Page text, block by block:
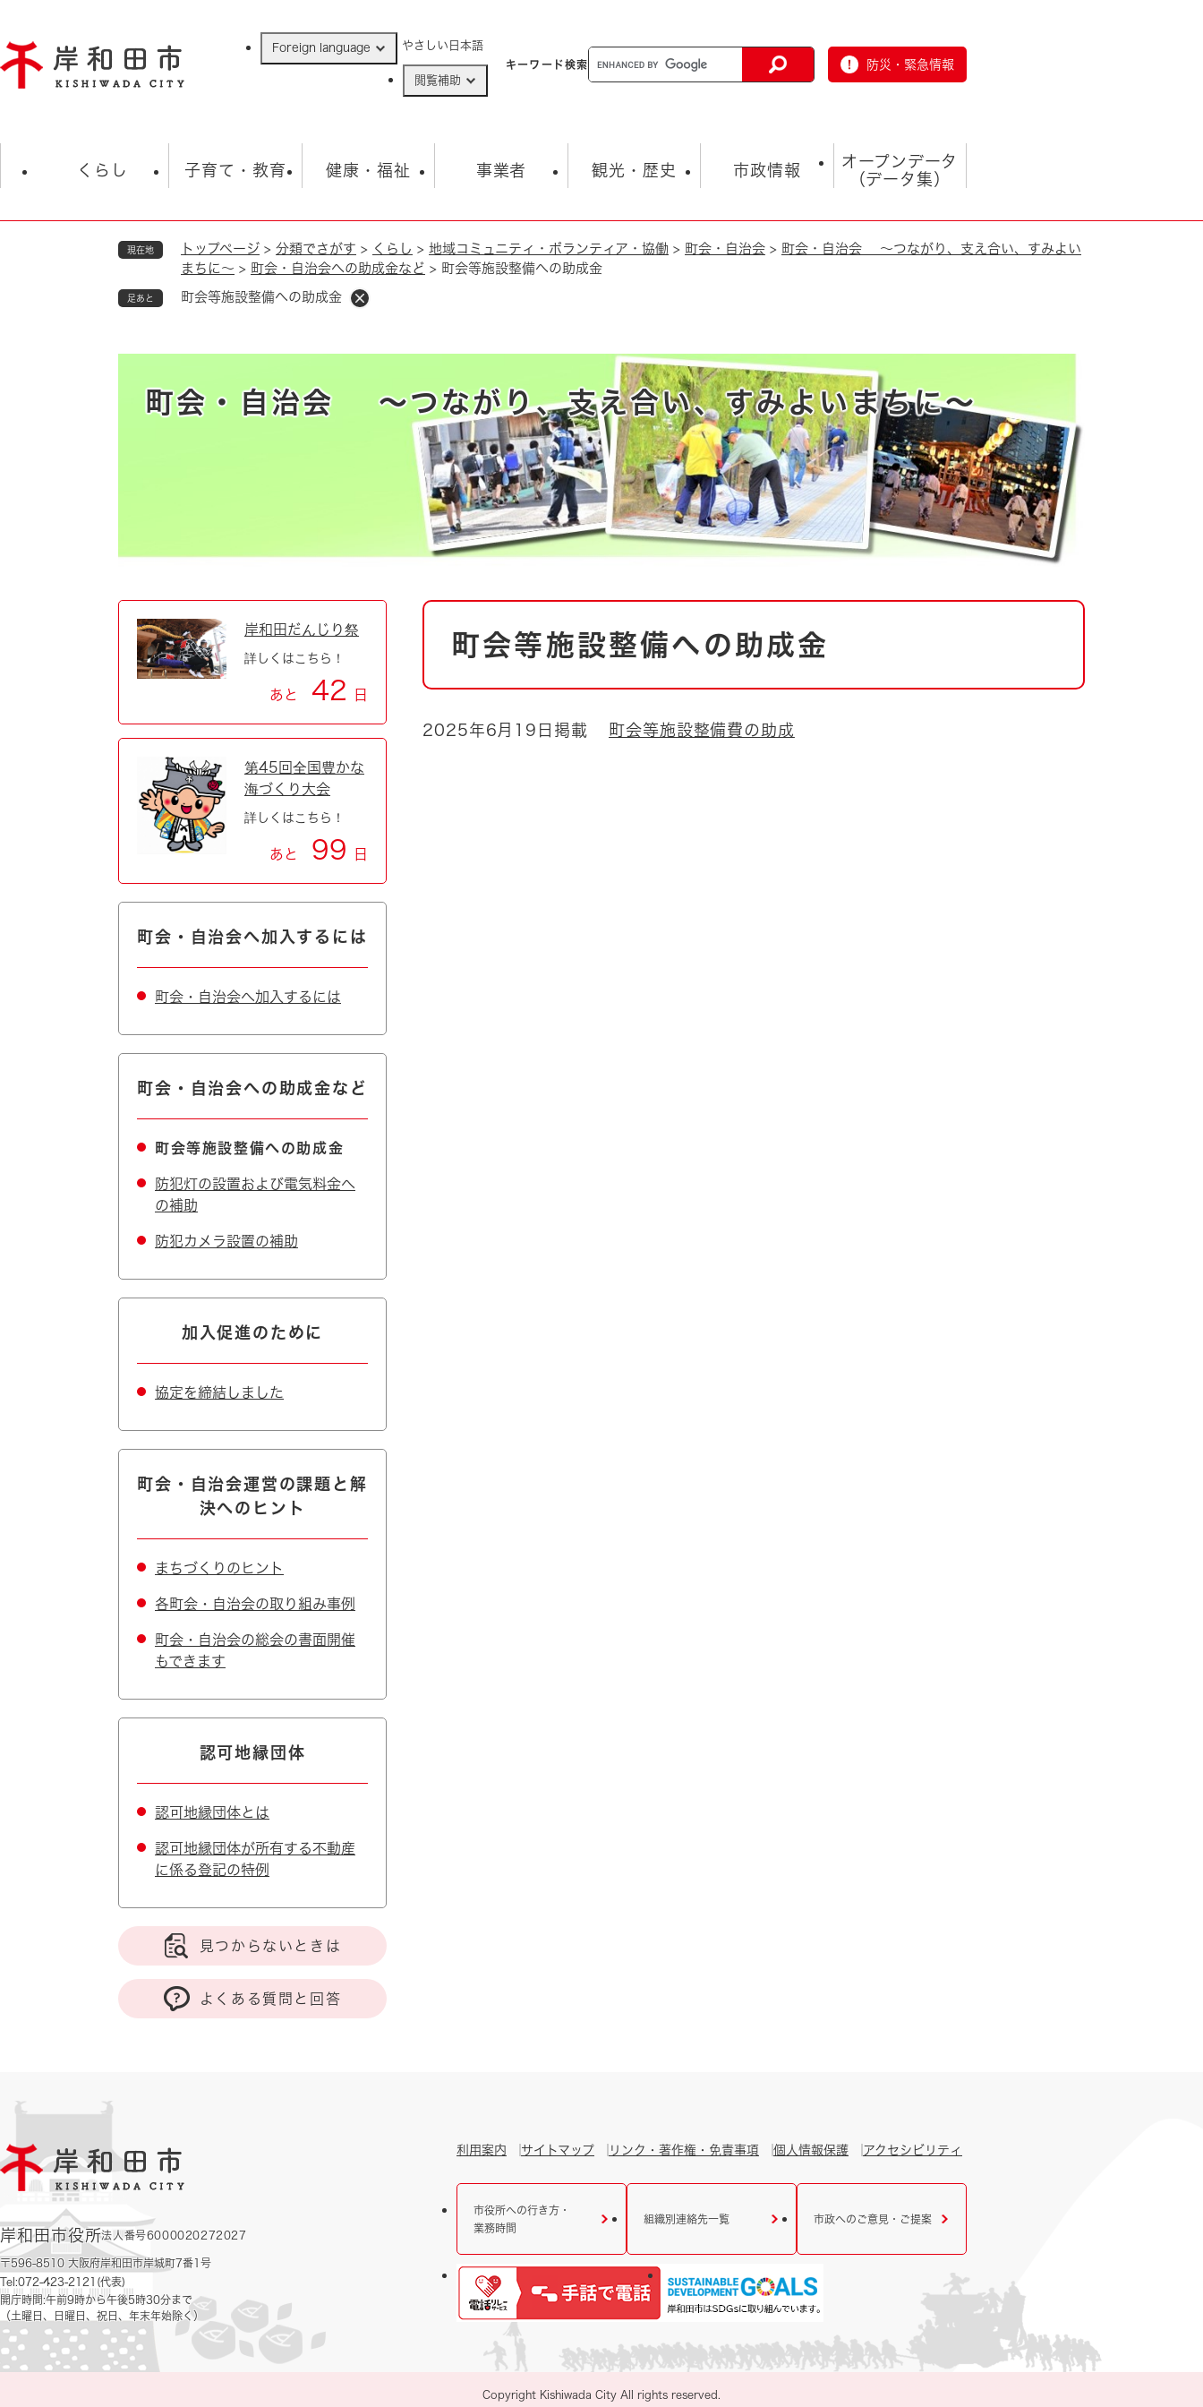
ジ
の
Foreign language やさしい日本語
閲覧補助
キーワード検索 防災・緊急情報
くらし
住民票・戸籍
保険・年金
自然・環境・公園 住宅
地域コミュニティ・ボラン
道路・河川・交通 まちづくり
国際交流
子育て・教育
学校 子育て
健康・福祉
福祉・健康・生活 生涯学習・スポーツ
事業者
入札・契約情報 まちづくり・協働
とじる
観光・歴史
観光 観光スポット
歴史
市政情報
市の概要 総合計画
とじる
オープンデータ
（データ集）
オープンデータ
現在地 トップページ > 分類でさがす > くらし > 地域コミュニティ・ボランティア・協働 > 町会・自治会 > 町会・自治会 ～つながり、支え合い、すみよい
まちに～ > 町会・自治会への助成金など > 町会等施設整備への助成金
足あと 町会等施設整備への助成金
町会・自治会 ～つながり、支え合い、すみよいまちに～
町会等施設整備への助成金
2025年6月19日掲載 町会等施設整備費の助成
岸和田だんじり祭
詳しくはこちら！
あと 42 日
第45回全国豊かな
海づくり大会
詳しくはこちら！
あと 99 日
町会・自治会へ加入するには
町会・自治会へ加入するには
町会・自治会への助成金など
町会等施設整備への助成金
防犯灯の設置および電気料金へ
の補助
防犯カメラ設置の補助
加入促進のために
協定を締結しました
町会・自治会運営の課題と解
決へのヒント
まちづくりのヒント
各町会・自治会の取り組み事例
町会・自治会の総会の書面開催
もできます
認可地縁団体
認可地縁団体とは
認可地縁団体が所有する不動産
に係る登記の特例
見つからないときは
よくある質問と回答
岸和田市役所法人番号6000020272027
〒596-8510 大阪府岸和田市岸城町7番1号
Tel:072-423-2121(代表)
開庁時間:午前9時から午後5時30分まで
（土曜日、日曜日、祝日、年末年始除く）
利用案内 サイトマップ リンク・著作権・免責事項 個人情報保護 アクセシビリティ
市役所への行き方・
業務時間
組織別連絡先一覧 市政へのご意見・ご提案
Copyright Kishiwada City All rights reserved.